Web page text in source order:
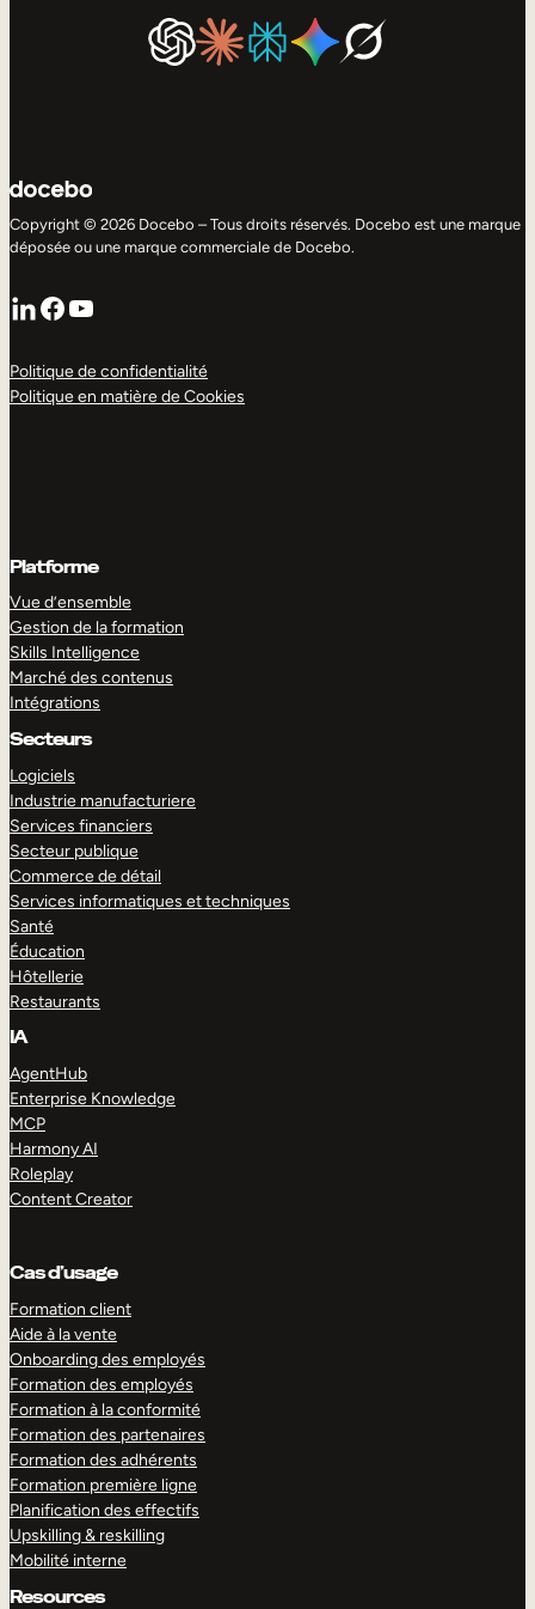
Copyright © 2026 Docebo – Tous droits réservés. Docebo est une marque
déposée ou une marque commerciale de Docebo.
LinkedIn
Facebook
YouTube
Politique de confidentialité
Politique en matière de Cookies
Platforme
Vue d’ensemble
Gestion de la formation
Skills Intelligence
Marché des contenus
Intégrations
Secteurs
Logiciels
Industrie manufacturiere
Services financiers
Secteur publique
Commerce de détail
Services informatiques et techniques
Santé
Éducation
Hôtellerie
Restaurants
IA
AgentHub
Enterprise Knowledge
MCP
Harmony AI
Roleplay
Content Creator
Cas d’usage
Formation client
Aide à la vente
Onboarding des employés
Formation des employés
Formation à la conformité
Formation des partenaires
Formation des adhérents
Formation première ligne
Planification des effectifs
Upskilling & reskilling
Mobilité interne
Resources